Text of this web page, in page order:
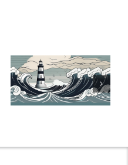
Die Evolution
der
Bauzinsen: Ein
Blick in die